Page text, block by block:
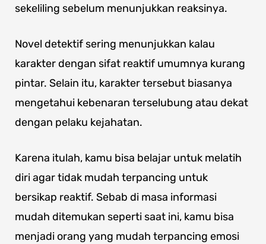
sekeliling sebelum menunjukkan reaksinya.
Novel detektif sering menunjukkan kalau
karakter dengan sifat reaktif umumnya kurang
pintar. Selain itu, karakter tersebut biasanya
mengetahui kebenaran terselubung atau dekat
dengan pelaku kejahatan.
Karena itulah, kamu bisa belajar untuk melatih
diri agar tidak mudah terpancing untuk
bersikap reaktif. Sebab di masa informasi
mudah ditemukan seperti saat ini, kamu bisa
menjadi orang yang mudah terpancing emosi